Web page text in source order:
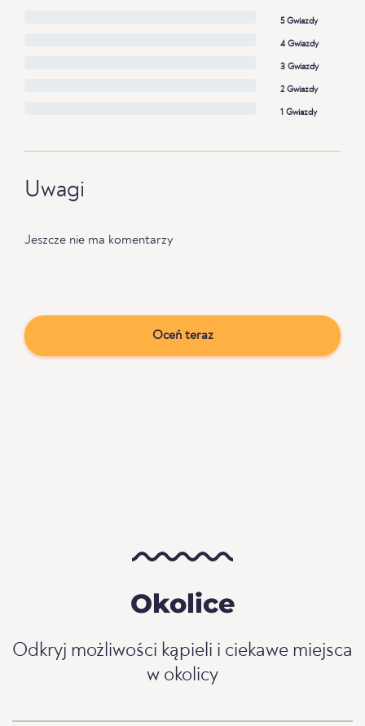
5 Gwiazdy
4 Gwiazdy
3 Gwiazdy
2 Gwiazdy
1 Gwiazdy
Uwagi
Jeszcze nie ma komentarzy
Oceń teraz
Okolice
Odkryj możliwości kąpieli i ciekawe miejsca
w okolicy